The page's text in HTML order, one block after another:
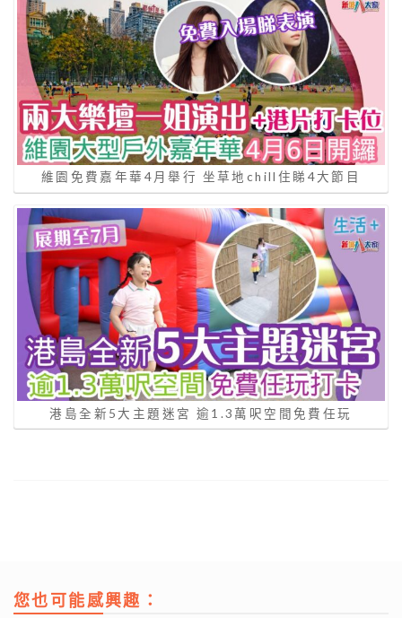
維園免費嘉年華4月舉行 坐草地chill住睇4大節目
港島全新5大主題迷宮 逾1.3萬呎空間免費任玩
您也可能感興趣：